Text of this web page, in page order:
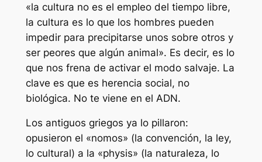
«la cultura no es el empleo del tiempo libre,
la cultura es lo que los hombres pueden
impedir para precipitarse unos sobre otros y
ser peores que algún animal». Es decir, es lo
que nos frena de activar el modo salvaje. La
clave es que es herencia social, no
biológica. No te viene en el ADN.
Los antiguos griegos ya lo pillaron:
opusieron el «nomos» (la convención, la ley,
lo cultural) a la «physis» (la naturaleza, lo